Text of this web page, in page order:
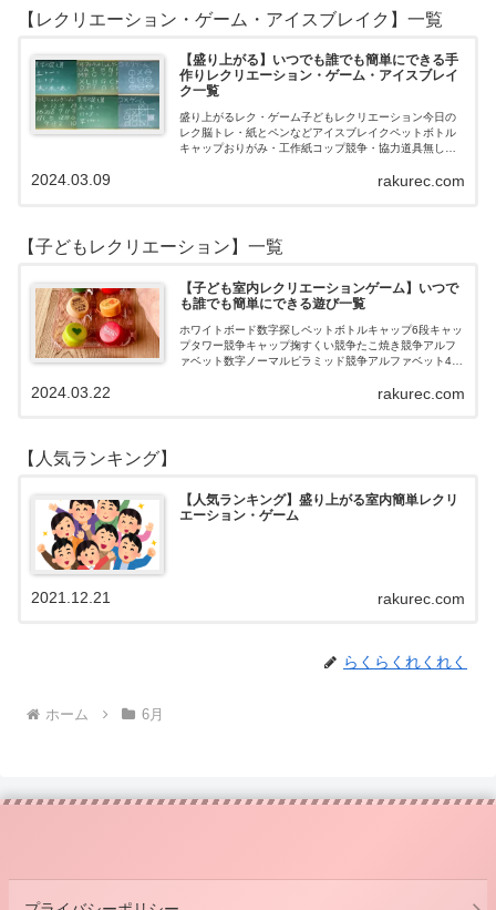
【レクリエーション・ゲーム・アイスブレイク】一覧
【盛り上がる】いつでも誰でも簡単にできる手
作りレクリエーション・ゲーム・アイスブレイ
ク一覧
盛り上がるレク・ゲーム子どもレクリエーション今日の
レク脳トレ・紙とペンなどアイスブレイクペットボトル
キャップおりがみ・工作紙コップ競争・協力道具無し・
ロおはじき体操スライム脳トレ無料素材Yo…rakurec.com
2024.03.09
【子どもレクリエーション】一覧
【子ども室内レクリエーションゲーム】いつで
も誰でも簡単にできる遊び一覧
ホワイトボード数字探しペットボトルキャップ6段キャッ
プタワー競争キャップ掬すくい競争たこ焼き競争アルフ
ァベット数字ノーマルピラミッド競争アルファベット4段
rakurec.com
2024.03.22
【人気ランキング】
【人気ランキング】盛り上がる室内簡単レクリ
エーション・ゲーム
rakurec.com
2021.12.21
らくらくれくれく
ホーム 6月